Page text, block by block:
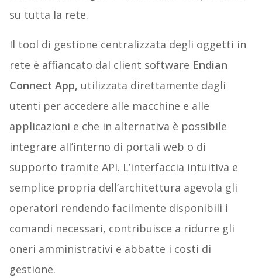
su tutta la rete.
Il tool di gestione centralizzata degli oggetti in
rete è affiancato dal client software Endian
Connect App, utilizzata direttamente dagli
utenti per accedere alle macchine e alle
applicazioni e che in alternativa è possibile
integrare all’interno di portali web o di
supporto tramite API. L’interfaccia intuitiva e
semplice propria dell’architettura agevola gli
operatori rendendo facilmente disponibili i
comandi necessari, contribuisce a ridurre gli
oneri amministrativi e abbatte i costi di
gestione.